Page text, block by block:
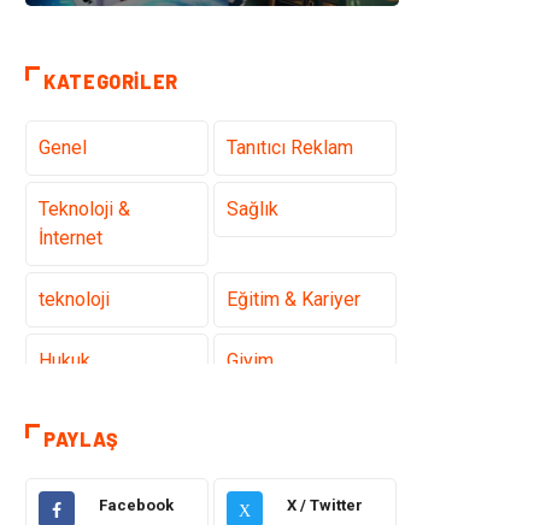
KATEGORILER
Genel Tanıtıcı Reklam
Teknoloji &
İnternet
Sağlık
teknoloji Eğitim & Kariyer
Hukuk Giyim
Elektronik
PAYLAŞ
Facebook X X / Twitter